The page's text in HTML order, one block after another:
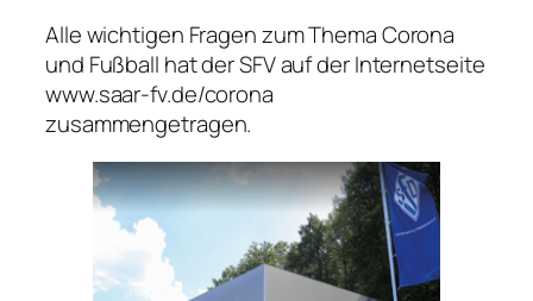
Alle wichtigen Fragen zum Thema Corona
und Fußball hat der SFV auf der Internetseite
www.saar-fv.de/corona
zusammengetragen.